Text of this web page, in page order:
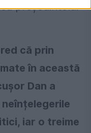
președintelui
că prin
în această
Dan a
iar o treime